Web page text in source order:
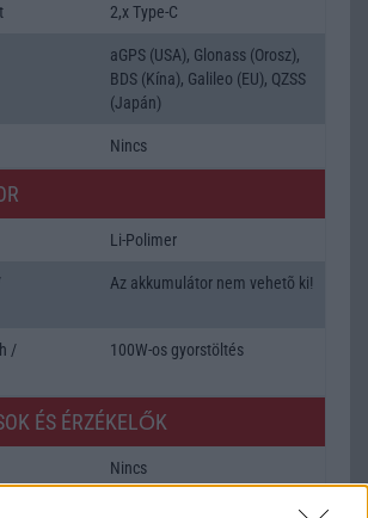
2,x Type-C
aGPS (USA), Glonass (Orosz),
BDS (Kína), Galileo (EU), QZSS
(Japán)
Nincs
Li-Polimer
Az akkumulátor nem vehetõ ki!
/
100W-os gyorstöltés
ÉS ÉRZÉKELŐK
Nincs